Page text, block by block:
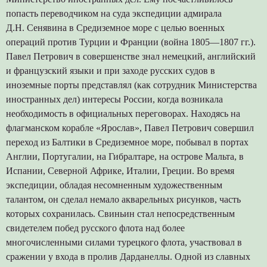
попасть переводчиком на суда экспедиции адмирала
Д.Н. Сенявина в Средиземное море с целью военных
операций против Турции и Франции (война 1805—1807 гг.).
Павел Петрович в совершенстве знал немецкий, английский
и французский языки и при заходе русских судов в
иноземные порты представлял (как сотрудник Министерства
иностранных дел) интересы России, когда возникала
необходимость в официальных переговорах. Находясь на
флагманском корабле «Ярослав», Павел Петрович совершил
переход из Балтики в Средиземное море, побывал в портах
Англии, Португалии, на Гибралтаре, на острове Мальта, в
Испании, Северной Африке, Италии, Греции. Во время
экспедиции, обладая несомненным художественным
талантом, он сделал немало акварельных рисунков, часть
которых сохранилась. Свиньин стал непосредственным
свидетелем побед русского флота над более
многочисленными силами турецкого флота, участвовал в
сражении у входа в пролив Дарданеллы. Одной из славных